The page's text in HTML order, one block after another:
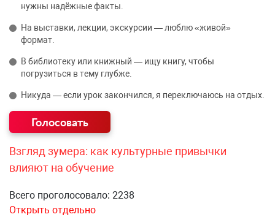
нужны надёжные факты.
На выставки, лекции, экскурсии — люблю «живой»
формат.
В библиотеку или книжный — ищу книгу, чтобы
погрузиться в тему глубже.
Никуда — если урок закончился, я переключаюсь на отдых.
Взгляд зумера: как культурные привычки
влияют на обучение
Всего проголосовало: 2238
Открыть отдельно